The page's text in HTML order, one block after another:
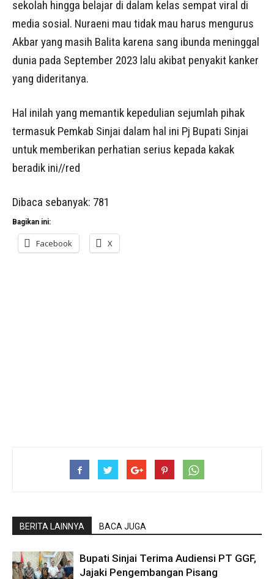
sekolah hingga belajar di dalam kelas sempat viral di
media sosial. Nuraeni mau tidak mau harus mengurus
Akbar yang masih Balita karena sang ibunda meninggal
dunia pada September 2023 lalu akibat penyakit kanker
yang dideritanya.
Hal inilah yang memantik kepedulian sejumlah pihak
termasuk Pemkab Sinjai dalam hal ini Pj Bupati Sinjai
untuk memberikan perhatian serius kepada kakak
beradik ini//red
Dibaca sebanyak: 781
Bagikan ini:
Facebook X
BERITA LAINNYA BACA JUGA
Bupati Sinjai Terima Audiensi PT GGF,
Jajaki Pengembangan Pisang